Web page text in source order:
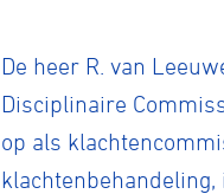
De heer R. van
Disciplinaire
op als